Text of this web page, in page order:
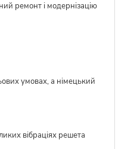
ремонт і модернізацію
умовах, а німецький
вібраціях решета